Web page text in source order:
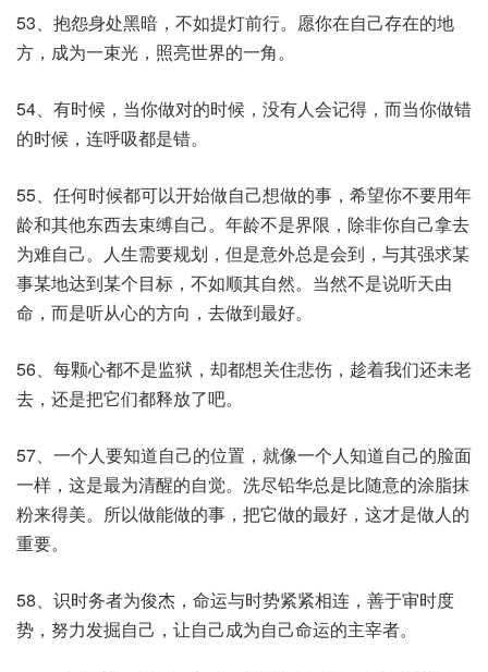
53、抱怨身处黑暗，不如提灯前行。愿你在自己存在的地
方，成为一束光，照亮世界的一角。
54、有时候，当你做对的时候，没有人会记得，而当你做错
的时候，连呼吸都是错。
55、任何时候都可以开始做自己想做的事，希望你不要用年
龄和其他东西去束缚自己。年龄不是界限，除非你自己拿去
为难自己。人生需要规划，但是意外总是会到，与其强求某
事某地达到某个目标，不如顺其自然。当然不是说听天由
命，而是听从心的方向，去做到最好。
56、每颗心都不是监狱，却都想关住悲伤，趁着我们还未老
去，还是把它们都释放了吧。
57、一个人要知道自己的位置，就像一个人知道自己的脸面
一样，这是最为清醒的自觉。洗尽铅华总是比随意的涂脂抹
粉来得美。所以做能做的事，把它做的最好，这才是做人的
重要。
58、识时务者为俊杰，命运与时势紧紧相连，善于审时度
势，努力发掘自己，让自己成为自己命运的主宰者。